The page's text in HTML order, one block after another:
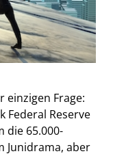
einzigen Frage:
Federal Reserve
die 65.000-
Junidrama, aber